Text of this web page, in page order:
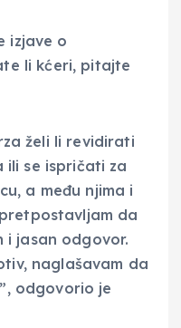
želi li revidirati
ili se ispričati za
a među njima i
da
jasan odgovor.
naglašavam da
odgovorio je